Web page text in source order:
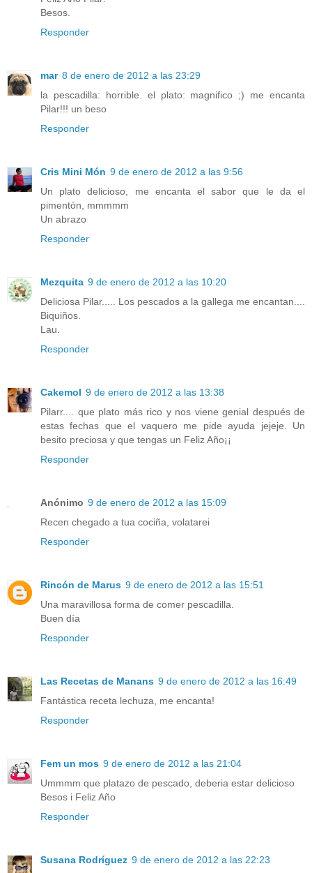
Besos.
Responder
mar 8 de enero de 2012 a las 23:29
la pescadilla: horrible. el plato: magnifico ;) me encanta
Pilar!!! un beso
Responder
Cris Mini Món 9 de enero de 2012 a las 9:56
Un plato delicioso, me encanta el sabor que le da el
pimentón, mmmmm
Un abrazo
Responder
Mezquita 9 de enero de 2012 a las 10:20
Deliciosa Pilar..... Los pescados a la gallega me encantan....
Biquiños.
Lau.
Responder
Cakemol 9 de enero de 2012 a las 13:38
Pilarr.... que plato más rico y nos viene genial después de
estas fechas que el vaquero me pide ayuda jejeje. Un
besito preciosa y que tengas un Feliz Año¡¡
Responder
Anónimo 9 de enero de 2012 a las 15:09
Recen chegado a tua cociña, volatarei
Responder
Rincón de Marus 9 de enero de 2012 a las 15:51
Una maravillosa forma de comer pescadilla.
Buen día
Responder
Las Recetas de Manans 9 de enero de 2012 a las 16:49
Fantástica receta lechuza, me encanta!
Responder
Fem un mos 9 de enero de 2012 a las 21:04
Ummmm que platazo de pescado, deberia estar delicioso
Besos i Feliz Año
Responder
Susana Rodríguez 9 de enero de 2012 a las 22:23